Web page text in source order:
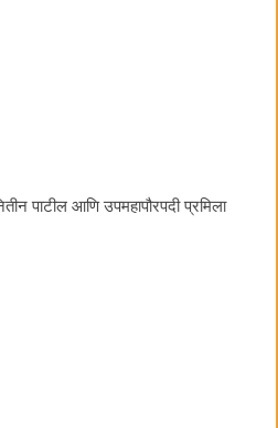
पाटील आणि उपमहापौरपदी प्रमिला